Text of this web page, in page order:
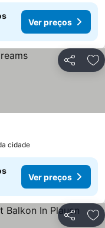
Ver preços
Partilhar
cidade
Ver preços
Partilhar